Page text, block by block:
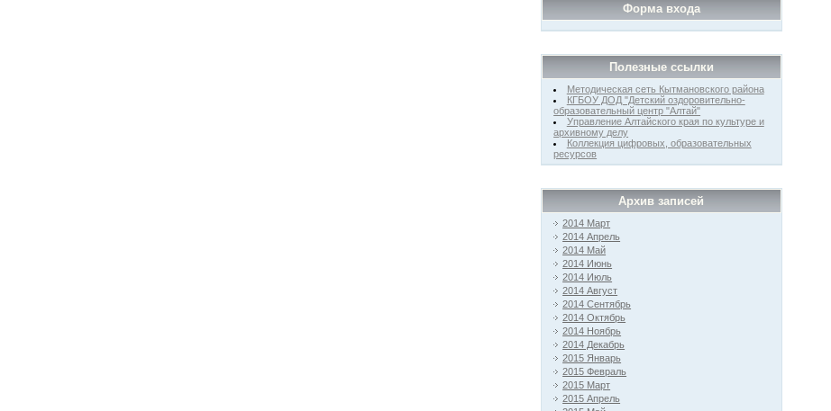
Форма входа
Полезные ссылки
Методическая сеть Кытмановского района
КГБОУ ДОД "Детский оздоровительно-
образовательный центр "Алтай"
Управление Алтайского края по культуре и
архивному делу
Коллекция цифровых, образовательных
ресурсов
Архив записей
2014 Март
2014 Апрель
2014 Май
2014 Июнь
2014 Июль
2014 Август
2014 Сентябрь
2014 Октябрь
2014 Ноябрь
2014 Декабрь
2015 Январь
2015 Февраль
2015 Март
2015 Апрель